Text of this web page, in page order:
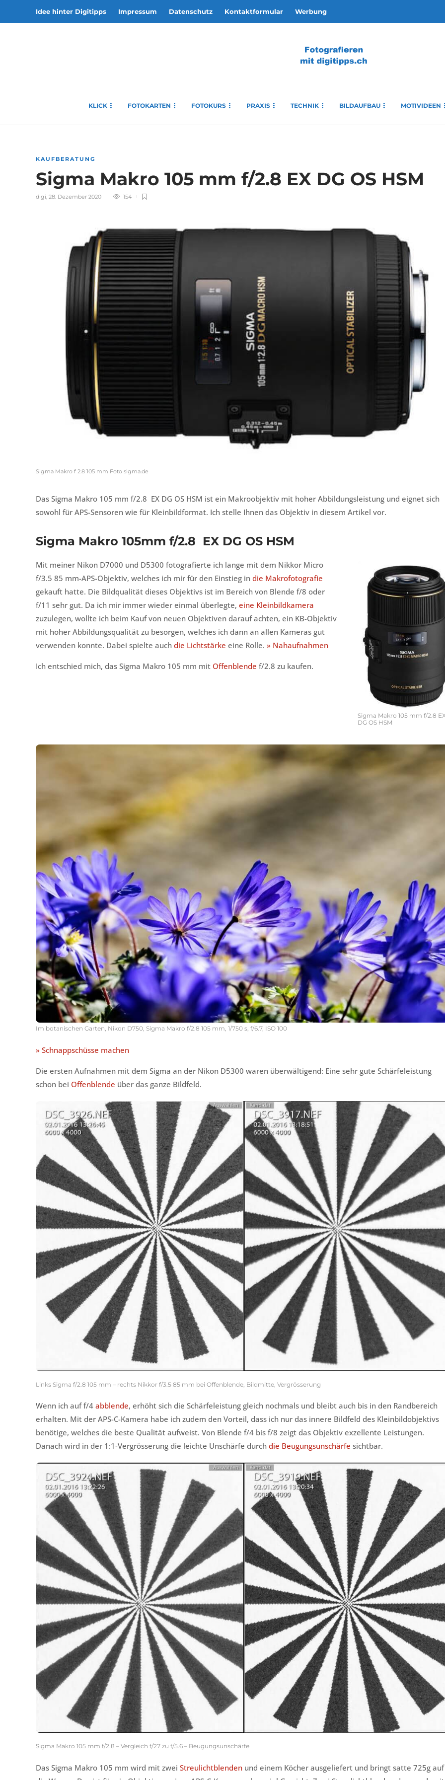
Idee hinter Digitipps Impressum Datenschutz Kontaktformular Werbung
KLICK FOTOKARTEN FOTOKURS PRAXIS TECHNIK BILDAUFBAU MOTIVIDEEN
KAUFBERATUNG
Sigma Makro 105 mm f/2.8 EX DG OS HSM
digi, 28. Dezember 2020 154
Sigma Makro f 2.8 105 mm Foto sigma.de
Das Sigma Makro 105 mm f/2.8 EX DG OS HSM ist ein Makroobjektiv mit hoher Abbildungsleistung und eignet sich
sowohl für APS-Sensoren wie für Kleinbildformat. Ich stelle Ihnen das Objektiv in diesem Artikel vor.
Sigma Makro 105mm f/2.8 EX DG OS HSM
Sigma Makro 105 mm f/2.8
DG OS HSM
Mit meiner Nikon D7000 und D5300 fotografierte ich lange mit dem Nikkor Micro
f/3.5 85 mm-APS-Objektiv, welches ich mir für den Einstieg in die Makrofotografie
gekauft hatte. Die Bildqualität dieses Objektivs ist im Bereich von Blende f/8 oder
f/11 sehr gut. Da ich mir immer wieder einmal überlegte, eine Kleinbildkamera
zuzulegen, wollte ich beim Kauf von neuen Objektiven darauf achten, ein KB-Objektiv
mit hoher Abbildungsqualität zu besorgen, welches ich dann an allen Kameras gut
verwenden konnte. Dabei spielte auch die Lichtstärke eine Rolle. » Nahaufnahmen
Ich entschied mich, das Sigma Makro 105 mm mit Offenblende f/2.8 zu kaufen.
Im botanischen Garten, Nikon D750, Sigma Makro f/2.8 105 mm, 1/750 s, f/6.7, ISO 100
» Schnappschüsse machen
Die ersten Aufnahmen mit dem Sigma an der Nikon D5300 waren überwältigend: Eine sehr gute Schärfeleistung
schon bei Offenblende über das ganze Bildfeld.
Links Sigma f/2.8 105 mm – rechts Nikkor f/3.5 85 mm bei Offenblende, Bildmitte, Vergrösserung
Wenn ich auf f/4 abblende, erhöht sich die Schärfeleistung gleich nochmals und bleibt auch bis in den Randbereich
erhalten. Mit der APS-C-Kamera habe ich zudem den Vorteil, dass ich nur das innere Bildfeld des Kleinbildobjektivs
benötige, welches die beste Qualität aufweist. Von Blende f/4 bis f/8 zeigt das Objektiv exzellente Leistungen.
Danach wird in der 1:1-Vergrösserung die leichte Unschärfe durch die Beugungsunschärfe sichtbar.
Sigma Makro 105 mm f/2.8 – Vergleich f/27 zu f/5.6 – Beugungsunschärfe
Das Sigma Makro 105 mm wird mit zwei Streulichtblenden und einem Köcher ausgeliefert und bringt satte 725g auf